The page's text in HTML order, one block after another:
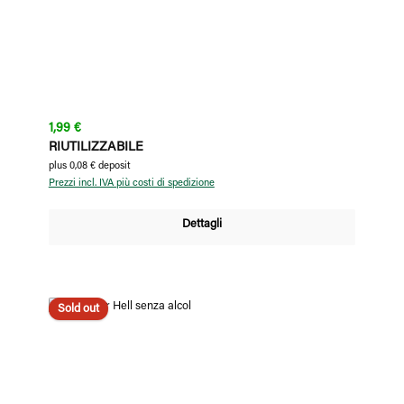
Prezzo normale:
1,99 €
RIUTILIZZABILE
plus 0,08 € deposit
Prezzi incl. IVA più costi di spedizione
Dettagli
Sold out